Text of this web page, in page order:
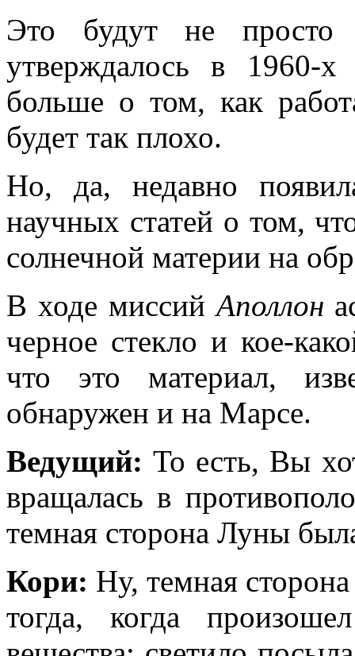
Это будут не просто
утверждалось в 1960-
больше о том, как
будет так плохо.
Но, да, недавно
научных статей о том,
солнечной материи на
В ходе миссийАполлон
черное стекло и кое-
что это материал,
обнаружен и на Марсе.
Ведущий:То есть, Вы
вращалась в
темная сторона Луны
Кори: Ну, темная
тогда, когда